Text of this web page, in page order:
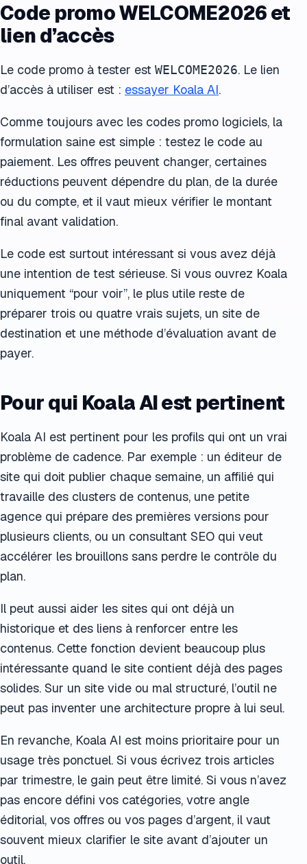
Code promo WELCOME2026 et
lien d’accès
Le code promo à tester est WELCOME2026. Le lien
d’accès à utiliser est : essayer Koala AI.
Comme toujours avec les codes promo logiciels, la
formulation saine est simple : testez le code au
paiement. Les offres peuvent changer, certaines
réductions peuvent dépendre du plan, de la durée
ou du compte, et il vaut mieux vérifier le montant
final avant validation.
Le code est surtout intéressant si vous avez déjà
une intention de test sérieuse. Si vous ouvrez Koala
uniquement “pour voir”, le plus utile reste de
préparer trois ou quatre vrais sujets, un site de
destination et une méthode d’évaluation avant de
payer.
Pour qui Koala AI est pertinent
Koala AI est pertinent pour les profils qui ont un vrai
problème de cadence. Par exemple : un éditeur de
site qui doit publier chaque semaine, un affilié qui
travaille des clusters de contenus, une petite
agence qui prépare des premières versions pour
plusieurs clients, ou un consultant SEO qui veut
accélérer les brouillons sans perdre le contrôle du
plan.
Il peut aussi aider les sites qui ont déjà un
historique et des liens à renforcer entre les
contenus. Cette fonction devient beaucoup plus
intéressante quand le site contient déjà des pages
solides. Sur un site vide ou mal structuré, l’outil ne
peut pas inventer une architecture propre à lui seul.
En revanche, Koala AI est moins prioritaire pour un
usage très ponctuel. Si vous écrivez trois articles
par trimestre, le gain peut être limité. Si vous n’avez
pas encore défini vos catégories, votre angle
éditorial, vos offres ou vos pages d’argent, il vaut
souvent mieux clarifier le site avant d’ajouter un
outil.